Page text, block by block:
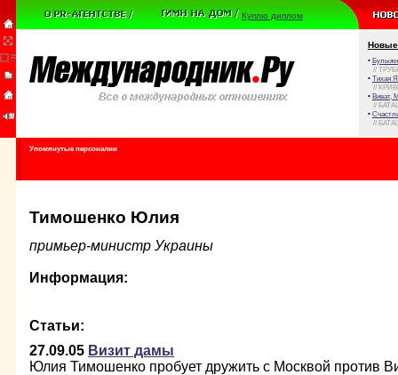
Куплю диплом
Новые
•
//
• Тихая
//
• Виват,
//
•
//
Упомянутые персоналии
Тимошенко Юлия
примьер-министр Украины
Информация:
Статьи:
27.09.05 Визит дамы
Юлия Тимошенко пробует дружить с Москвой против